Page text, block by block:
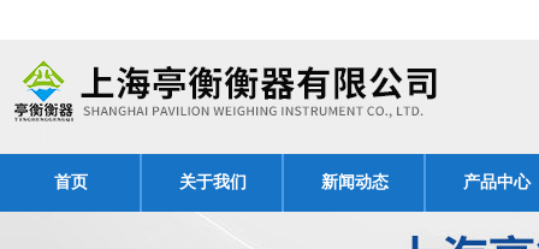
首页 关于我们 新闻动态 产品中心